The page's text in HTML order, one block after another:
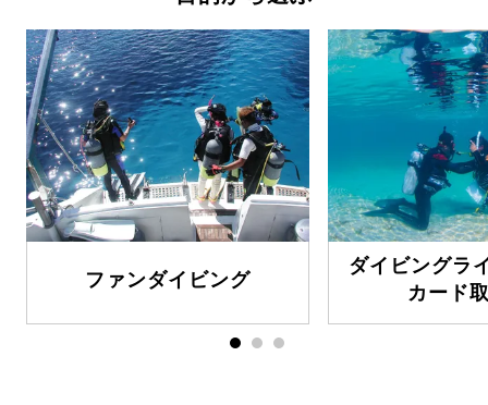
ファンダイビング
ダイビングラ
カード